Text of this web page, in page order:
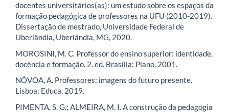
docentes universitários(as): um estudo sobre os espaços da
formação pedagógica de professores na UFU (2010-2019).
Dissertação de mestrado, Universidade Federal de
Uberlândia, Uberlândia, MG, 2020.
MOROSINI, M. C. Professor do ensino superior: identidade,
docência e formação. 2. ed. Brasília: Plano, 2001.
NÓVOA, A. Professores: imagens do futuro presente.
Lisboa: Educa, 2019.
PIMENTA, S. G.; ALMEIRA, M. I. A construção da pedagogia